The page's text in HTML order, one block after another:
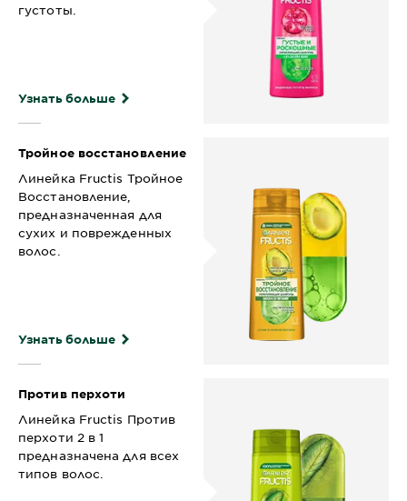
густоты.
Узнать больше
Тройное восстановление
Линейка Fructis Тройное
Восстановление,
предназначенная для
сухих и поврежденных
волос.
Узнать больше
Против перхоти
Линейка Fructis Против
перхоти 2 в 1
предназначена для всех
типов волос.